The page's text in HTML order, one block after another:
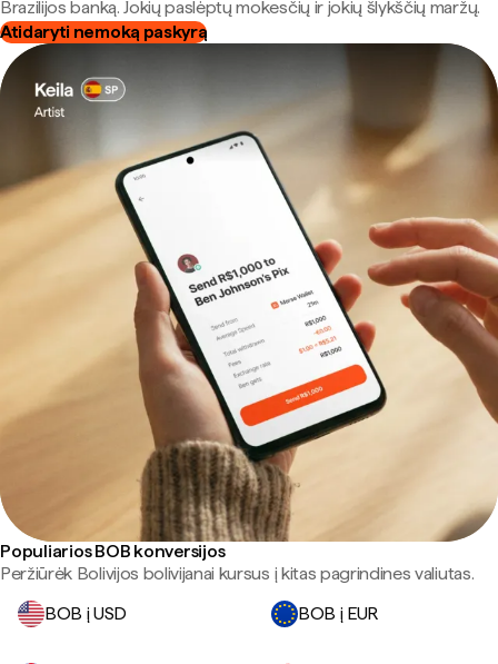
Brazilijos banką. Jokių paslėptų mokesčių ir jokių šlykščių maržų.
Atidaryti nemoką paskyrą
Populiarios BOB konversijos
Peržiūrėk Bolivijos bolivijanai kursus į kitas pagrindines valiutas.
BOB į USD
BOB į EUR